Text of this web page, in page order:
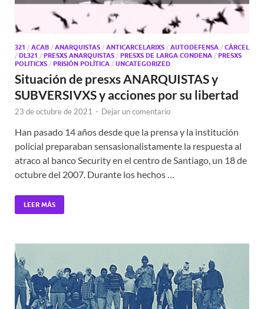
321 / ACAB / ANARQUISTAS / ANTICARCELARIXS / AUTODEFENSA / CÁRCEL
/ DL321 / PRESXS ANARQUISTAS / PRESXS DE LARGA CONDENA / PRESXS
POLITICXS / PRISIÓN POLÍTICA / UNCATEGORIZED
Situación de presxs ANARQUISTAS y
SUBVERSIVXS y acciones por su libertad
23 de octubre de 2021 - Dejar un comentario
Han pasado 14 años desde que la prensa y la institución
policial preparaban sensasionalistamente la respuesta al
atraco al banco Security en el centro de Santiago, un 18 de
octubre del 2007. Durante los hechos …
LEER MÁS